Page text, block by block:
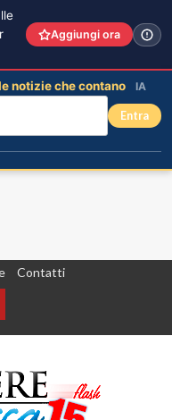
Contatti
Aggiungi ora
notizie che contano IA
Entra